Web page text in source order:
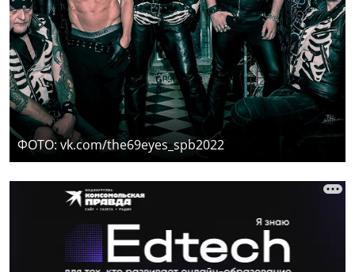
ФОТО: vk.com/the69eyes_spb2022